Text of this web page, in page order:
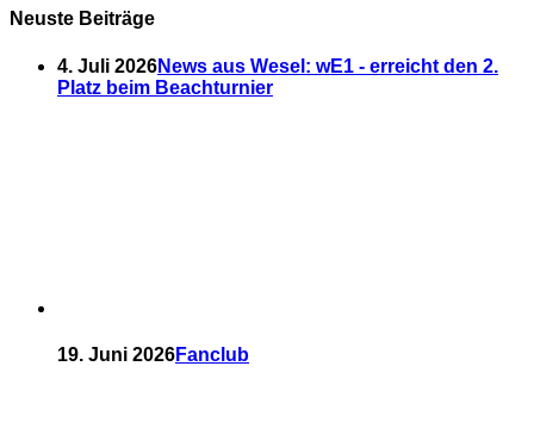
Neuste Beiträge
4. Juli 2026News aus Wesel: wE1 - erreicht den 2.
Platz beim Beachturnier
19. Juni 2026Fanclub